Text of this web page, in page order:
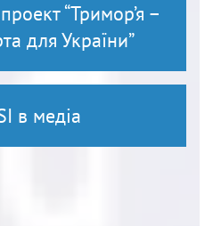
“Тримор’я –
для України”
в медіа